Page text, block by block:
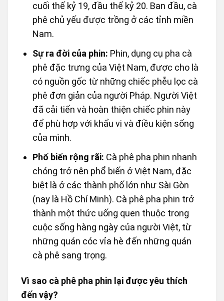
cuối thế kỷ 19, đầu thế kỷ 20. Ban đầu, cà
phê chủ yếu được trồng ở các tỉnh miền
Nam.
Sự ra đời của phin: Phin, dụng cụ pha cà
phê đặc trưng của Việt Nam, được cho là
có nguồn gốc từ những chiếc phễu lọc cà
phê đơn giản của người Pháp. Người Việt
đã cải tiến và hoàn thiện chiếc phin này
để phù hợp với khẩu vị và điều kiện sống
của mình.
Phổ biến rộng rãi: Cà phê pha phin nhanh
chóng trở nên phổ biến ở Việt Nam, đặc
biệt là ở các thành phố lớn như Sài Gòn
(nay là Hồ Chí Minh). Cà phê pha phin trở
thành một thức uống quen thuộc trong
cuộc sống hàng ngày của người Việt, từ
những quán cóc vỉa hè đến những quán
cà phê sang trọng.
Vì sao cà phê pha phin lại được yêu thích
đến vậy?